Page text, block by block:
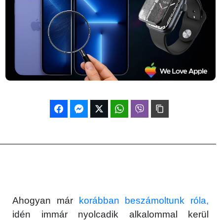
Ahogyan már korábban beszámoltunk róla,
idén immár nyolcadik alkalommal kerül